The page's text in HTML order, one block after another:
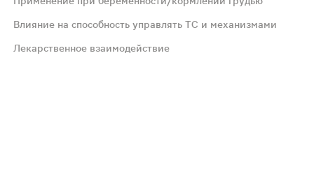
Влияние на способность управлять ТС и механизмами
Лекарственное взаимодействие